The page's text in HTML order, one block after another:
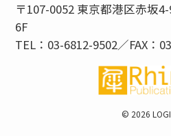
〒107-0052 東京都港区赤坂
6F
TEL：03-6812-9502／FAX：
© 2026